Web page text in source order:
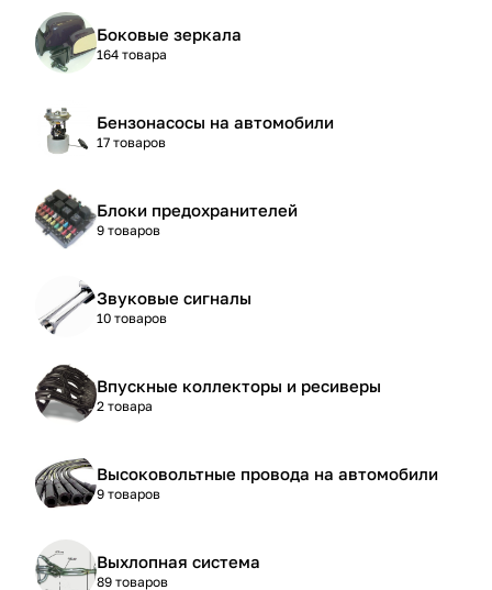
Боковые зеркала
164 товара
Бензонасосы на автомобили
17 товаров
Блоки предохранителей
9 товаров
Звуковые сигналы
10 товаров
Впускные коллекторы и ресиверы
2 товара
Высоковольтные провода на автомобили
9 товаров
Выхлопная система
89 товаров